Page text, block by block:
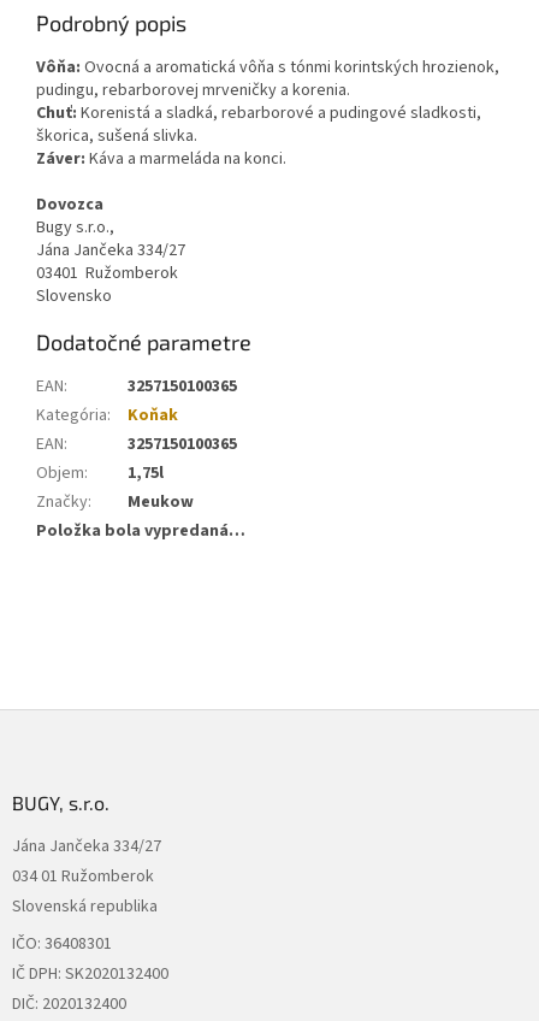
Podrobný popis
Vôňa: Ovocná a aromatická vôňa s tónmi korintských hrozienok,
pudingu, rebarborovej mrveničky a korenia.
Chuť: Korenistá a sladká, rebarborové a pudingové sladkosti,
škorica, sušená slivka.
Záver: Káva a marmeláda na konci.
Dovozca
Bugy s.r.o.,
Jána Jančeka 334/27
03401 Ružomberok
Slovensko
Dodatočné parametre
EAN:
3257150100365
Kategória:
Koňak
EAN:
3257150100365
Objem:
1,75l
Značky:
Meukow
Položka bola vypredaná…
BUGY, s.r.o.
Jána Jančeka 334/27
034 01 Ružomberok
Slovenská republika
IČO: 36408301
IČ DPH: SK2020132400
DIČ: 2020132400